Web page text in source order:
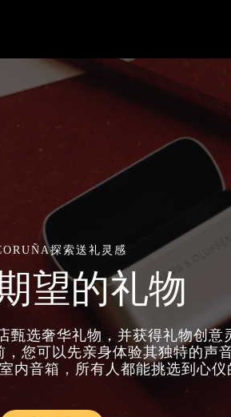
探索送礼灵感
望的礼物
甄选奢华礼物，并获得礼物创意
您可以先亲身体验其独特的声
内音箱，所有人都能挑选到心仪